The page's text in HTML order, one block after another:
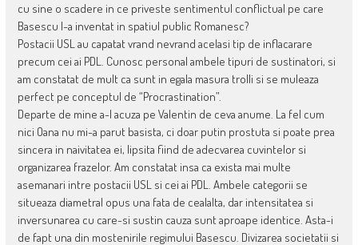
cu sine o scadere in ce priveste sentimentul conflictual pe care
Basescu l-a inventat in spatiul public Romanesc?
Postacii USL au capatat vrand nevrand acelasi tip de inflacarare
precum cei ai PDL. Cunosc personal ambele tipuri de sustinatori, si
am constatat de mult ca sunt in egala masura trolli si se muleaza
perfect pe conceptul de “Procrastination”.
Departe de mine a-l acuza pe Valentin de ceva anume. La fel cum
nici Oana nu mi-a parut basista, ci doar putin prostuta si poate prea
sincera in naivitatea ei, lipsita fiind de adecvarea cuvintelor si
organizarea frazelor. Am constatat insa ca exista mai multe
asemanari intre postacii USL si cei ai PDL. Ambele categorii se
situeaza diametral opus una fata de cealalta, dar intensitatea si
inversunarea cu care-si sustin cauza sunt aproape identice. Asta-i
de fapt una din mostenirile regimului Basescu. Divizarea societatii si